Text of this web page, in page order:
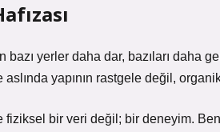
bazı yerler daha dar, bazıları daha
aslında yapının rastgele değil,
fiziksel bir veri değil; bir deneyim.